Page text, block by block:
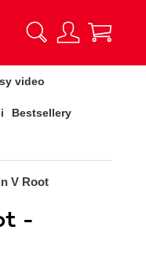
video
Bestsellery
V Root
-